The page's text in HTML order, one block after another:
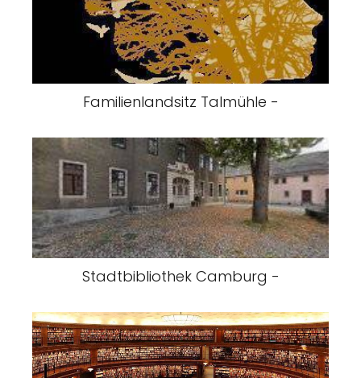
Familienlandsitz Talmühle -
Stadtbibliothek Camburg -